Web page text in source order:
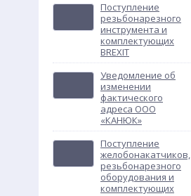
Поступление
резьбонарезного
инструмента и
комплектующих
BREXIT
Уведомление об
изменении
фактического
адреса ООО
«КАНЮК»
Поступление
желобонакатчиков,
резьбонарезного
оборудования и
комплектующих